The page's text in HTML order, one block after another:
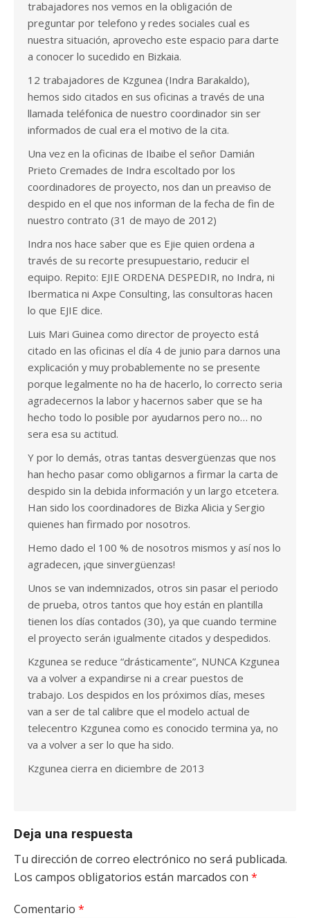
trabajadores nos vemos en la obligación de
preguntar por telefono y redes sociales cual es
nuestra situación, aprovecho este espacio para darte
a conocer lo sucedido en Bizkaia.
12 trabajadores de Kzgunea (Indra Barakaldo),
hemos sido citados en sus oficinas a través de una
llamada teléfonica de nuestro coordinador sin ser
informados de cual era el motivo de la cita.
Una vez en la oficinas de Ibaibe el señor Damián
Prieto Cremades de Indra escoltado por los
coordinadores de proyecto, nos dan un preaviso de
despido en el que nos informan de la fecha de fin de
nuestro contrato (31 de mayo de 2012)
Indra nos hace saber que es Ejie quien ordena a
través de su recorte presupuestario, reducir el
equipo. Repito: EJIE ORDENA DESPEDIR, no Indra, ni
Ibermatica ni Axpe Consulting, las consultoras hacen
lo que EJIE dice.
Luis Mari Guinea como director de proyecto está
citado en las oficinas el día 4 de junio para darnos una
explicación y muy probablemente no se presente
porque legalmente no ha de hacerlo, lo correcto seria
agradecernos la labor y hacernos saber que se ha
hecho todo lo posible por ayudarnos pero no… no
sera esa su actitud.
Y por lo demás, otras tantas desvergüenzas que nos
han hecho pasar como obligarnos a firmar la carta de
despido sin la debida información y un largo etcetera.
Han sido los coordinadores de Bizka Alicia y Sergio
quienes han firmado por nosotros.
Hemo dado el 100 % de nosotros mismos y así nos lo
agradecen, ¡que sinvergüenzas!
Unos se van indemnizados, otros sin pasar el periodo
de prueba, otros tantos que hoy están en plantilla
tienen los días contados (30), ya que cuando termine
el proyecto serán igualmente citados y despedidos.
Kzgunea se reduce “drásticamente”, NUNCA Kzgunea
va a volver a expandirse ni a crear puestos de
trabajo. Los despidos en los próximos días, meses
van a ser de tal calibre que el modelo actual de
telecentro Kzgunea como es conocido termina ya, no
va a volver a ser lo que ha sido.
Kzgunea cierra en diciembre de 2013
Deja una respuesta
Tu dirección de correo electrónico no será publicada.
Los campos obligatorios están marcados con *
Comentario *